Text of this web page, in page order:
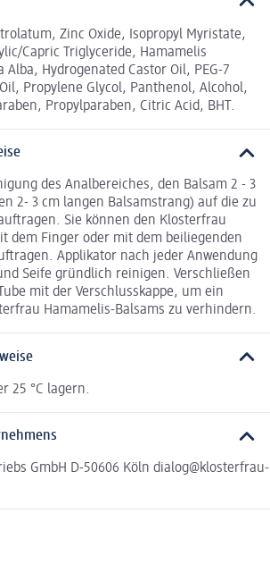
Zinc Oxide, Isopropyl Myristate,
Capric Triglyceride, Hamamelis
Alba, Hydrogenated Castor Oil, PEG-7
Propylene Glycol, Panthenol, Alcohol,
Propylparaben, Citric Acid, BHT.
des Analbereiches, den Balsam 2 - 3
2- 3 cm langen Balsamstrang) auf die zu
Sie können den Klosterfrau
dem Finger oder mit dem beiliegenden
Applikator nach jeder Anwendung
Seife gründlich reinigen. Verschließen
mit der Verschlusskappe, um ein
Hamamelis-Balsams zu verhindern.
25 °C lagern.
GmbH D-50606 Köln dialog@klosterfrau-